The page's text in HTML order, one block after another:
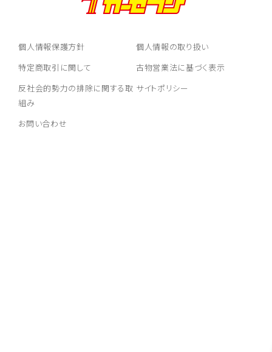
個人情報保護方針
個人情報の取り扱い
特定商取引に関して
古物営業法に基づく表示
反社会的勢力の排除に関する取
組み
サイトポリシー
お問い合わせ